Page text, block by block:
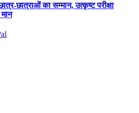
छात्राओं का सम्मान, उत्कृष्ट परीक्षा